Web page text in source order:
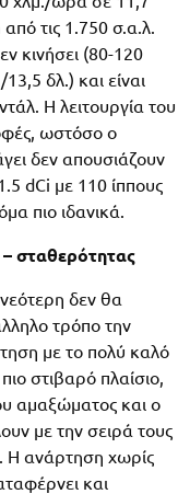
τις 1.750 σ.α.λ.
κινήσει (80-120
δλ.) και είναι
Η λειτουργία του
ωστόσο ο
δεν απουσιάζουν
dCi με 110 ίππους
πιο ιδανικά.
σταθερότητας
δεν θα
τρόπο την
με το πολύ καλό
στιβαρό πλαίσιο,
αμαξώματος και ο
με την σειρά τους
Η ανάρτηση χωρίς
και